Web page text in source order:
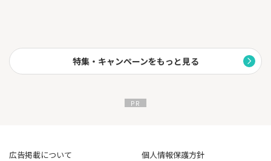
特集・キャンペーンをもっと見る
広告掲載について
個人情報保護方針